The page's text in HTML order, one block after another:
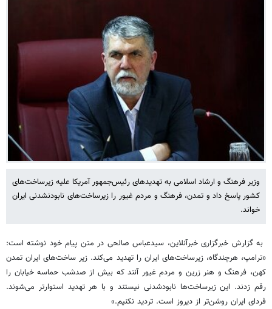
وزیر فرهنگ و ارشاد اسلامی به تهدیدهای رئیس‌جمهور آمریکا علیه زیرساخت‌های
کشور پاسخ داد و تمدن، فرهنگ و مردم غیور را زیرساخت‌های نابودنشدنی ایران
خواند.
به گزارش خبرگزاری خبرآنلاین، سیدعباس صالحی در متن پیام خود نوشته است:
«ترامپ، هرچندگاه، زیرساخت‌های ایران را تهدید می‌کند. ‏زیر ساخت‌های ایران تمدن
کهن، فرهنگ و هنر زرین و مردم غیور آنند که بیش از صدشب حماسه خیابان را
رقم زدند. این زیرساخت‌ها نابودشدنی نیستند و با هر تهدید استوارتر می‌شوند.
فردای ایران روشن‌تر از دیروز است. تردید نکنیم.»